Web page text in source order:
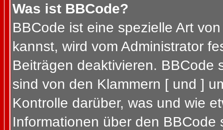
Was ist BBCode?
BBCode ist eine spezielle Art
kannst, wird vom Administrator
Beiträgen deaktivieren. BBCode
sind von den Klammern [ und ]
Kontrolle darüber, was und wie
Informationen über den